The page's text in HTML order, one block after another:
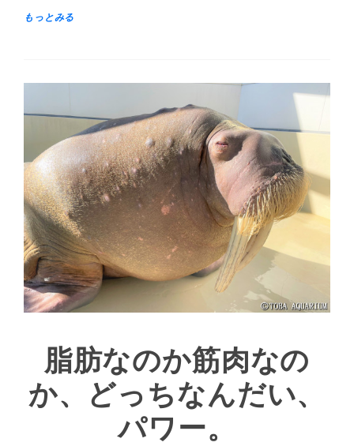
脂肪なのか筋肉なの
か、どっちなんだい、
パワー。